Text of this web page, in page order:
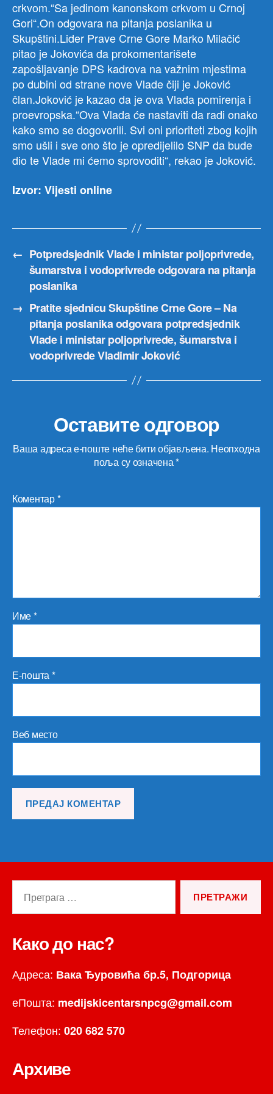
crkvom.“Sa jedinom kanonskom crkvom u Crnoj
Gori“.On odgovara na pitanja poslanika u
Skupštini.Lider Prave Crne Gore Marko Milačić
pitao je Jokovića da prokomentarišete
zapošljavanje DPS kadrova na važnim mjestima
po dubini od strane nove Vlade čiji je Joković
član.Joković je kazao da je ova Vlada pomirenja i
proevropska.“Ova Vlada će nastaviti da radi onako
kako smo se dogovorili. Svi oni prioriteti zbog kojih
smo ušli i sve ono što je opredijelilo SNP da bude
dio te Vlade mi ćemo sprovoditi“, rekao je Joković.
Izvor: Vijesti online
← Potpredsjednik Vlade i ministar poljoprivrede,
šumarstva i vodoprivrede odgovara na pitanja
poslanika
→ Pratite sjednicu Skupštine Crne Gore – Na
pitanja poslanika odgovara potpredsjednik
Vlade i ministar poljoprivrede, šumarstva i
vodoprivrede Vladimir Joković
Оставите одговор
Ваша адреса е-поште неће бити објављена. Неопходна
поља су означена*
Коментар*
Име*
Е-пошта*
Веб место
Како до нас?
Адреса: Вака Ђуровића бр.5, Подгорица
еПошта: medijskicentarsnpcg@gmail.com
Телефон: 020 682 570
Архиве